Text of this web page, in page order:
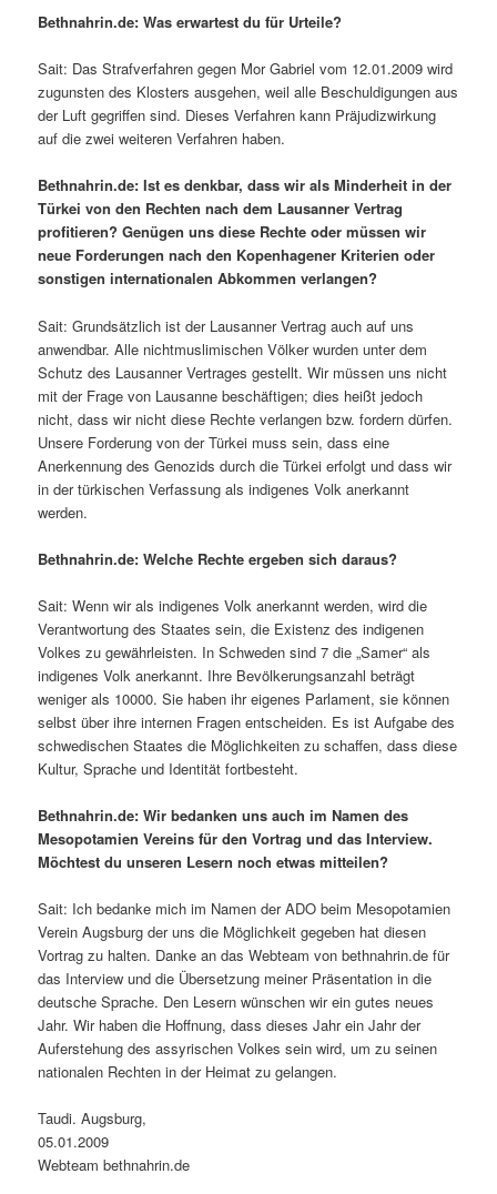
Bethnahrin.de: Was erwartest du für Urteile?
Sait: Das Strafverfahren gegen Mor Gabriel vom 12.01.2009 wird
zugunsten des Klosters ausgehen, weil alle Beschuldigungen aus
der Luft gegriffen sind. Dieses Verfahren kann Präjudizwirkung
auf die zwei weiteren Verfahren haben.
Bethnahrin.de: Ist es denkbar, dass wir als Minderheit in der
Türkei von den Rechten nach dem Lausanner Vertrag
profitieren? Genügen uns diese Rechte oder müssen wir
neue Forderungen nach den Kopenhagener Kriterien oder
sonstigen internationalen Abkommen verlangen?
Sait: Grundsätzlich ist der Lausanner Vertrag auch auf uns
anwendbar. Alle nichtmuslimischen Völker wurden unter dem
Schutz des Lausanner Vertrages gestellt. Wir müssen uns nicht
mit der Frage von Lausanne beschäftigen; dies heißt jedoch
nicht, dass wir nicht diese Rechte verlangen bzw. fordern dürfen.
Unsere Forderung von der Türkei muss sein, dass eine
Anerkennung des Genozids durch die Türkei erfolgt und dass wir
in der türkischen Verfassung als indigenes Volk anerkannt
werden.
Bethnahrin.de: Welche Rechte ergeben sich daraus?
Sait: Wenn wir als indigenes Volk anerkannt werden, wird die
Verantwortung des Staates sein, die Existenz des indigenen
Volkes zu gewährleisten. In Schweden sind 7 die „Samer“ als
indigenes Volk anerkannt. Ihre Bevölkerungsanzahl beträgt
weniger als 10000. Sie haben ihr eigenes Parlament, sie können
selbst über ihre internen Fragen entscheiden. Es ist Aufgabe des
schwedischen Staates die Möglichkeiten zu schaffen, dass diese
Kultur, Sprache und Identität fortbesteht.
Bethnahrin.de: Wir bedanken uns auch im Namen des
Mesopotamien Vereins für den Vortrag und das Interview.
Möchtest du unseren Lesern noch etwas mitteilen?
Sait: Ich bedanke mich im Namen der ADO beim Mesopotamien
Verein Augsburg der uns die Möglichkeit gegeben hat diesen
Vortrag zu halten. Danke an das Webteam von bethnahrin.de für
das Interview und die Übersetzung meiner Präsentation in die
deutsche Sprache. Den Lesern wünschen wir ein gutes neues
Jahr. Wir haben die Hoffnung, dass dieses Jahr ein Jahr der
Auferstehung des assyrischen Volkes sein wird, um zu seinen
nationalen Rechten in der Heimat zu gelangen.
Taudi. Augsburg,
05.01.2009
Webteam bethnahrin.de